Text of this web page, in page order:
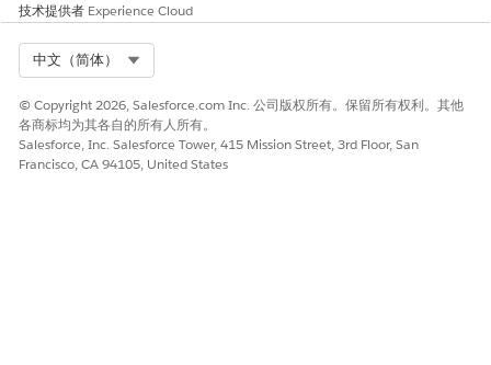
技术提供者 Experience Cloud
中文（简体）
© Copyright 2026, Salesforce.com Inc. 公司版权所有。保留所有权利。其他
各商标均为其各自的所有人所有。
Salesforce, Inc. Salesforce Tower, 415 Mission Street, 3rd Floor, San
Francisco, CA 94105, United States